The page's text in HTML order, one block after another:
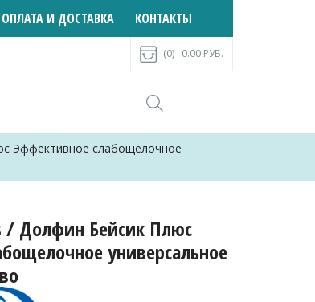
ОПЛАТА И ДОСТАВКА КОНТАКТЫ
(0) : 0.00 РУБ.
Эффективное слабощелочное
/ Долфин Бейсик Плюс
универсальное